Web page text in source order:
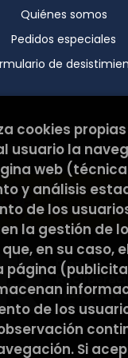
Quiénes somos
Pedidos especiales
de
subvencionada
Cultura y Deporte.
cookies
usuario la
web
y análisis
de los
la gestión de
en su caso,
página
de los
Si